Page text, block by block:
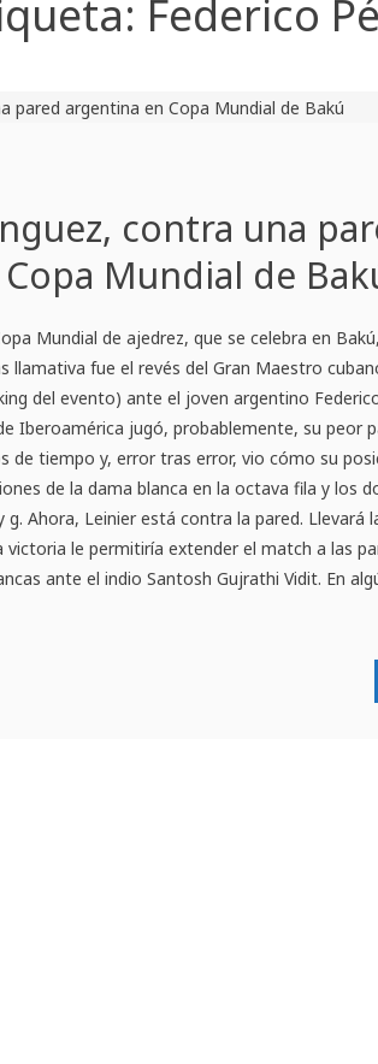
Federico
contra una
Mundial de
Mundial de ajedrez, que se celebra en
llamativa fue el revés del Gran Maestro
del evento) ante el joven argentino
Iberoamérica jugó, probablemente, su peor
de tiempo y, error tras error, vio cómo su
de la dama blanca en la octava fila y los
Ahora, Leinier está contra la pared. Llevará
le permitiría extender el match a las
ante el indio Santosh Gujrathi Vidit. En